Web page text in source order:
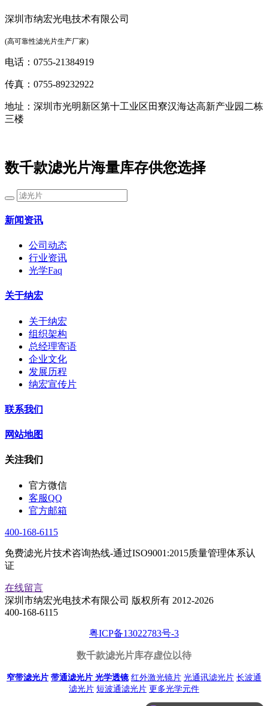
深圳市纳宏光电技术有限公司
(高可靠性滤光片生产厂家)
电话：0755-21384919
传真：0755-89232922
地址：深圳市光明新区第十工业区田寮汉海达高新产业园二栋
三楼
数千款滤光片海量库存供您选择
新闻资讯
公司动态
行业资讯
光学Faq
关于纳宏
关于纳宏
组织架构
总经理寄语
企业文化
发展历程
纳宏宣传片
联系我们
网站地图
关注我们
官方微信
客服QQ
官方邮箱
400-168-6115
免费滤光片技术咨询热线-通过ISO9001:2015质量管理体系认
证
在线留言
深圳市纳宏光电技术有限公司 版权所有 2012-2026
400-168-6115
粤ICP备13022783号-3
数千款滤光片库存虚位以待
窄带滤光片 带通滤光片 光学透镜 红外激光镜片 光通讯滤光片 长波通
滤光片 短波通滤光片 更多光学元件